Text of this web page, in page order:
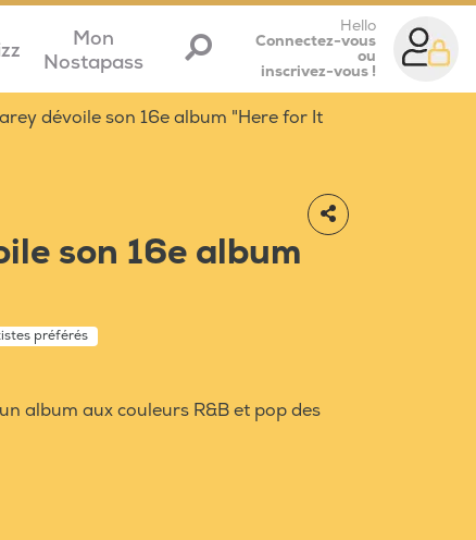
Mon
Nostapass
Hello
Connectez-vous
ou
inscrivez-vous !
dévoile son 16e album "Here for It
son 16e album
préférés
album aux couleurs R&B et pop des